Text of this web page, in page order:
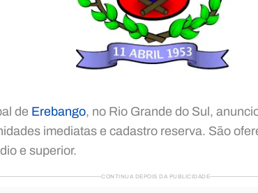
de Erebango, no Rio Grande do Sul,
imediatas e cadastro reserva. São
e superior.
CONTINUA DEPOIS DA PUBLICIDADE